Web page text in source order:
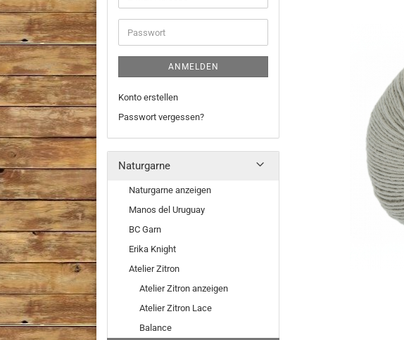
Mail-
Adresse
Passwort
ANMELDEN
Konto erstellen
Passwort vergessen?
Naturgarne
Naturgarne anzeigen
Manos del Uruguay
BC Garn
Erika Knight
Atelier Zitron
Atelier Zitron anzeigen
Atelier Zitron Lace
Balance